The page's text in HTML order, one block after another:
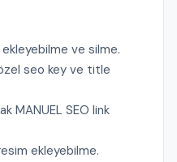
ekleyebilme ve silme.
seo key ve title
MANUEL SEO link
ekleyebilme.